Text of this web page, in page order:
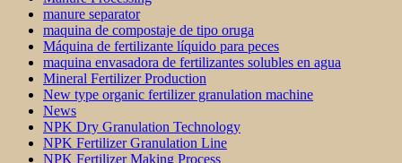
manure separator
maquina de compostaje de tipo oruga
Máquina de fertilizante líquido para peces
maquina envasadora de fertilizantes solubles en agua
Mineral Fertilizer Production
New type organic fertilizer granulation machine
News
NPK Dry Granulation Technology
NPK Fertilizer Granulation Line
NPK Fertilizer Making Process